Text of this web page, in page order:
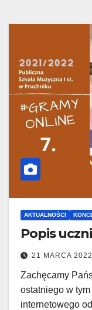
AKTUALNOŚCI
Popis
21 MARCA 2022
Zachęcamy
ostatniego w
internetowego